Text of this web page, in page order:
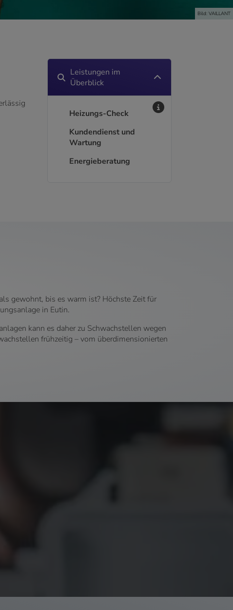
Bild: VAILLANT
Leistungen im
Überblick
Heizungs-Check
Kundendienst und
Wartung
Energieberatung
gewohnt, bis es warm ist? Höchste Zeit für
in Eutin.
kann es daher zu Schwachstellen wegen
frühzeitig – vom überdimensionierten